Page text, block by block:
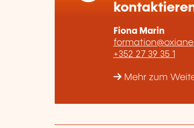
Fiona Marin
+352 27 39 35 1
Mehr zum